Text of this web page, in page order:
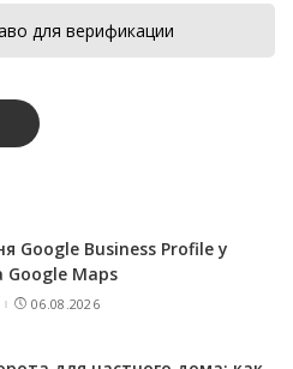
для верификации
Google Business Profile у
Google Maps
06.08.2026